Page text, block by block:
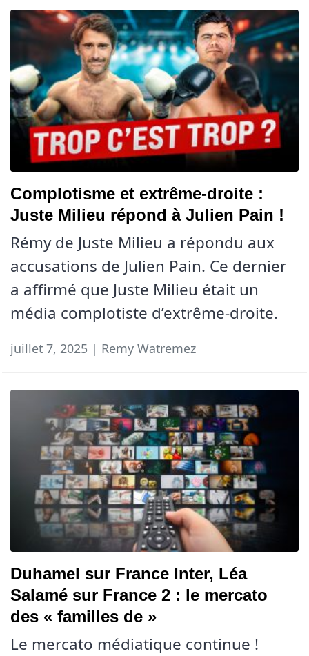
Complotisme et extrême-droite :
Juste Milieu répond à Julien Pain !
Rémy de Juste Milieu a répondu aux
accusations de Julien Pain. Ce dernier
a affirmé que Juste Milieu était un
média complotiste d’extrême-droite.
juillet 7, 2025 | Remy Watremez
Duhamel sur France Inter, Léa
Salamé sur France 2 : le mercato
des « familles de »
Le mercato médiatique continue !